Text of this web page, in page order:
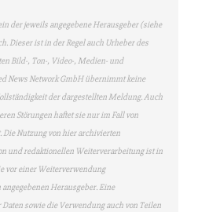
der jeweils angegebene Herausgeber (siehe
Dieser ist in der Regel auch Urheber des
Bild-, Ton-, Video-, Medien- und
News Network GmbH übernimmt keine
der dargestellten Meldung. Auch
Störungen haftet sie nur im Fall von
Die Nutzung von hier archivierten
und redaktionellen Weiterverarbeitung ist in
vor einer Weiterverwendung
Herausgeber. Eine
sowie die Verwendung auch von Teilen